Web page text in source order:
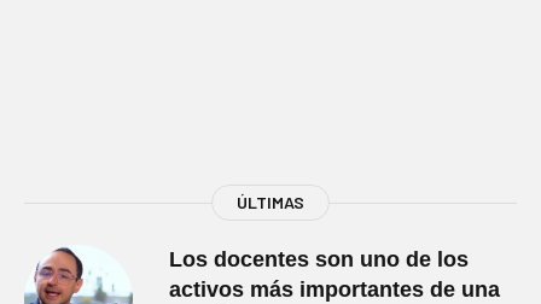
ÚLTIMAS
Los docentes son uno de los
activos más importantes de una